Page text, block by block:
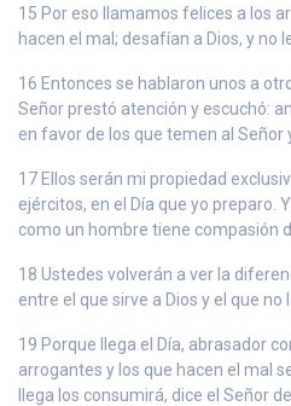
15 Por eso llamamos felices a los
hacen el mal; desafían a Dios, y no
16 Entonces se hablaron unos a
Señor prestó atención y escuchó:
en favor de los que temen al Señor
17 Ellos serán mi propiedad
ejércitos, en el Día que yo preparo.
como un hombre tiene compasión
18 Ustedes volverán a ver la
entre el que sirve a Dios y el que no
19 Porque llega el Día, abrasador
arrogantes y los que hacen el mal
llega los consumirá, dice el Señor